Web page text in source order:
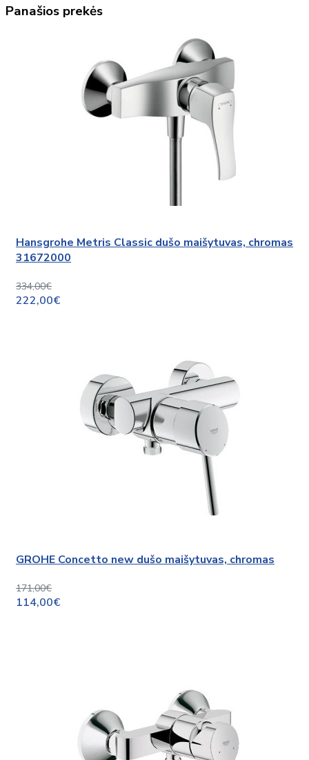
Panašios prekės
Hansgrohe Metris Classic dušo maišytuvas, chromas
31672000
334,00€
222,00€
GROHE Concetto new dušo maišytuvas, chromas
171,00€
114,00€